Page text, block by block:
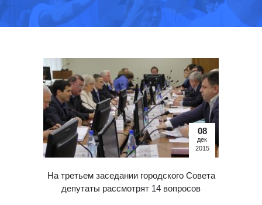
На третьем заседании городского Совета
депутаты рассмотрят 14 вопросов
08
дек
2015